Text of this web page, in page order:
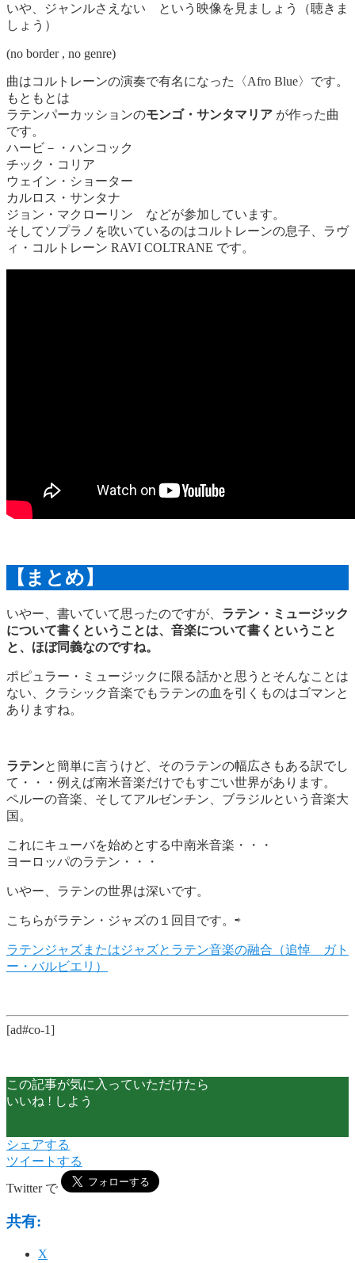
いや、ジャンルさえない という映像を見ましょう（聴きま
しょう）
(no border , no genre)
曲はコルトレーンの演奏で有名になった〈Afro Blue〉です。
もともとは
ラテンパーカッションのモンゴ・サンタマリア が作った曲
です。
ハービ－・ハンコック
チック・コリア
ウェイン・ショーター
カルロス・サンタナ
ジョン・マクローリン などが参加しています。
そしてソプラノを吹いているのはコルトレーンの息子、ラヴ
ィ・コルトレーン RAVI COLTRANE です。
【まとめ】
いやー、書いていて思ったのですが、 ラテン・ミュージック
について書くということは、音楽について書くということ
と、ほぼ同義なのですね。
ポピュラー・ミュージックに限る話かと思うとそんなことは
ない、クラシック音楽でもラテンの血を引くものはゴマンと
ありますね。
ラテンと簡単に言うけど、そのラテンの幅広さもある訳でし
て・・・例えば南米音楽だけでもすごい世界があります。
ペルーの音楽、そしてアルゼンチン、ブラジルという音楽大
国。
これにキューバを始めとする中南米音楽・・・
ヨーロッパのラテン・・・
いやー、ラテンの世界は深いです。
こちらがラテン・ジャズの１回目です。⇨
ラテンジャズまたはジャズとラテン音楽の融合（追悼 ガト
ー・バルビエリ）
[ad#co-1]
この記事が気に入っていただけたら
いいね ! しよう
シェアする
ツイートする
Twitter で
共有:
X